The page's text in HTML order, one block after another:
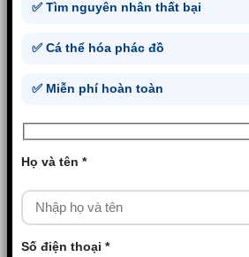
✅ Tìm nguyên nhân thất bại
✅ Cá thể hóa phác đồ
✅ Miễn phí hoàn toàn
Họ và tên *
Số điện thoại *